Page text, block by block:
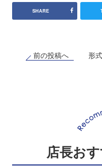
SHARE
前の投稿へ 形
店長お